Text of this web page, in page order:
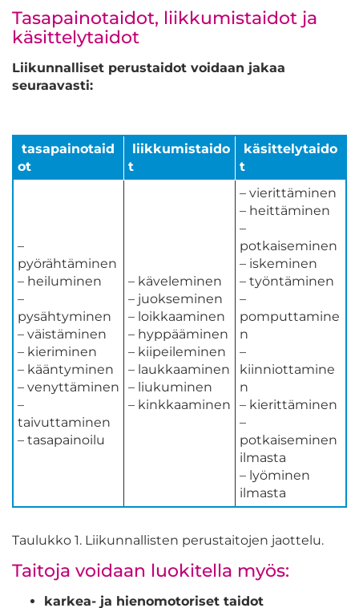
Tasapainotaidot, liikkumistaidot ja
käsittelytaidot
Liikunnalliset perustaidot voidaan jakaa
seuraavasti:
tasapainotaid
ot
liikkumistaido
t
käsittelytaido
t
–
pyörähtäminen
– heiluminen
–
pysähtyminen
– väistäminen
– kieriminen
– kääntyminen
– venyttäminen
–
taivuttaminen
– tasapainoilu
– käveleminen
– juokseminen
– loikkaaminen
– hyppääminen
– kiipeileminen
– laukkaaminen
– liukuminen
– kinkkaaminen
– vierittäminen
– heittäminen
–
potkaiseminen
– iskeminen
– työntäminen
–
pomputtamine
n
–
kiinniottamine
n
– kierittäminen
–
potkaiseminen
ilmasta
– lyöminen
ilmasta
Taulukko 1. Liikunnallisten perustaitojen jaottelu.
Taitoja voidaan luokitella myös:
karkea- ja hienomotoriset taidot